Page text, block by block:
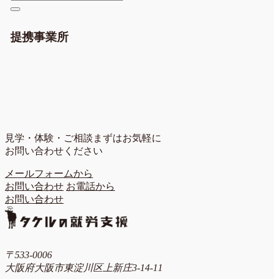
提携事業所
見学・体験・ご相談 まずはお気軽に
お問い合わせください
メールフォームから
お問い合わせ お電話から
お問い合わせ
〒533-0006
大阪府大阪市東淀川区上新庄3-14-11